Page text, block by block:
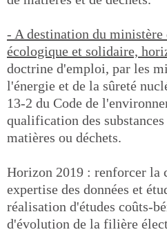
- A destination du ministère
écologique et solidaire,
doctrine d'emploi, par les
l'énergie et de la sûreté
13-2 du Code de
qualification des
matières ou déchets.
Horizon 2019 : renforcer la
expertise des données et
réalisation d'études coûts-
d'évolution de la filière